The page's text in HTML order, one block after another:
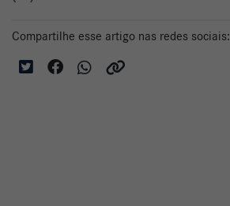
Compartilhe esse artigo nas redes sociais: